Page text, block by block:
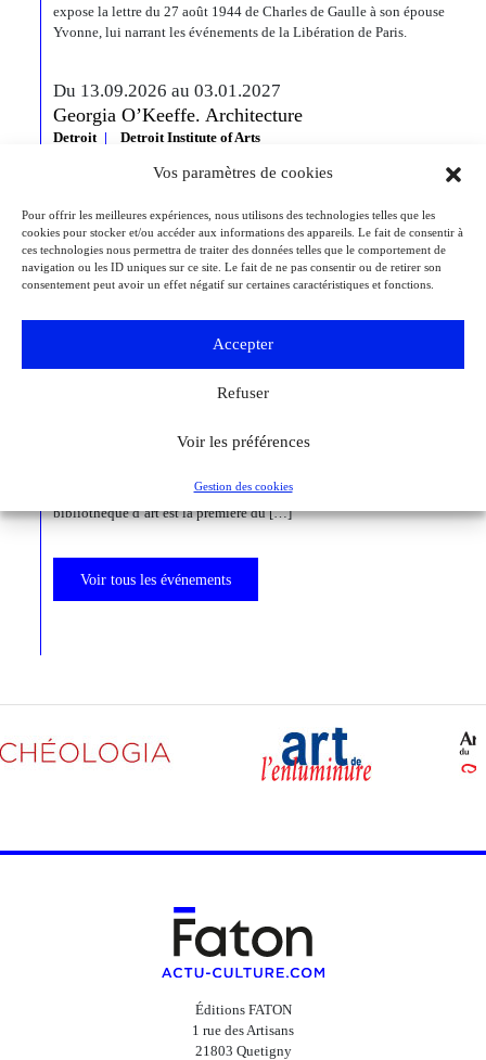
Vos paramètres de cookies
Pour offrir les meilleures expériences, nous utilisons des technologies telles que les
cookies pour stocker et/ou accéder aux informations des appareils. Le fait de consentir à
ces technologies nous permettra de traiter des données telles que le comportement de
navigation ou les ID uniques sur ce site. Le fait de ne pas consentir ou de retirer son
consentement peut avoir un effet négatif sur certaines caractéristiques et fonctions.
Accepter
Refuser
Voir les préférences
Gestion des cookies
expose la lettre du 27 août 1944 de Charles de Gaulle à son épouse
Yvonne, lui narrant les événements de la Libération de Paris.
Du 13.09.2026 au 03.01.2027
Georgia O’Keeffe. Architecture
Detroit
Detroit Institute of Arts
présente environ 35 peintures architecturales réalisées entre les années
et la complexité des environnements bâtis qu’elle a habités à travers
ces œuvres remarquables. Tout au long de sa longue carrière, l’artiste a
puisé son inspiration dans […]
Du 27.11.2026 au 04.04.2027
Bizarre ! L’histoire de l’art du mot le plus fou du
monde
états psychiques d’exception, des rêves, des monstruosités, des
idées audacieuses et des créations géniales. L’exposition de la
bibliothèque d’art est la première du […]
Voir tous les événements
Éditions FATON
1 rue des Artisans
21803 Quetigny